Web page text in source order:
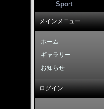
Sport
メインメニュー
ホーム
ギャラリー
お知らせ
ログイン